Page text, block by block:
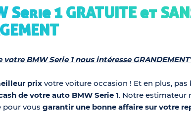
1 GRATUITE et
BMW Serie 1 nous intéresse
prixvotre voiture occasion ! Et en plus, pas
de votre auto BMW Serie 1. Notre estimateur
pour vous garantir une bonne affaire sur votre